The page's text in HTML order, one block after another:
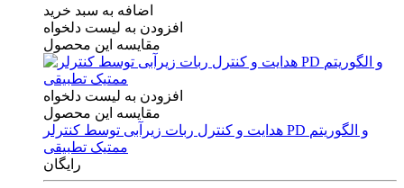
اضافه به سبد خرید
افزودن به لیست دلخواه
مقایسه این محصول
افزودن به لیست دلخواه
مقایسه این محصول
هدایت و کنترل ربات زیرآبی توسط کنترلر PD و الگوریتم
ممتیک تطبیقی
رایگان